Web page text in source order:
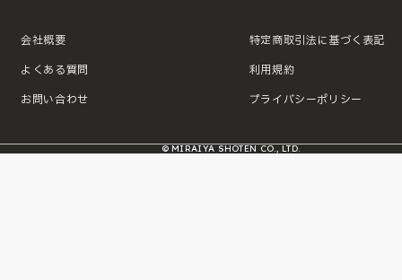
会社概要
よくある質問
お問い合わせ
特定商取引法に基づく表記
利用規約
プライバシーポリシー
© MIRAIYA SHOTEN CO., LTD.